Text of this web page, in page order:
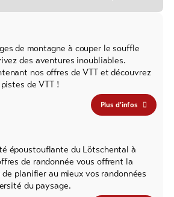
de montagne à couper le souffle
des aventures inoubliables.
nos offres de VTT et découvrez
de VTT !
Plus d'infos
époustouflante du Lötschental à
de randonnée vous offrent la
planifier au mieux vos randonnées
du paysage.